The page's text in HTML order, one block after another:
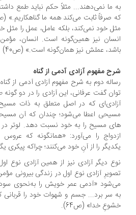
ما نمی‌دهند... مثلاً حکم نباید طمع داشته
که
خود نمی‌­کند، بلکه عامل، عمل را مثل خود
نیز همین‌­گونه است. انسان، مؤمن یا
عملش نیز همان‌گونه است.» (ص40)
مفهوم آزادی آدمی از گناه
دوم به شرح مفهوم آزادی آدمی از گناه
گفت عرفانی، این آزادی را در دو گونه
که در اصل متعلق به ذات مسیح
اعطا می­‌شود؛ چندان که آن مسیحی
مسیح را به خود نسبت دهد. لوتر در
را می­‌آورد: «همانگونه که عروس و
را از آنِ خود می­‌کنند؛ چراکه پیکری
دیگر آزادی نیز از همین آزادی نوع اول
آزادی نوع اول در زندگی بیرونی مؤمن
«آدمی عمر خویش را به­‌نحوی سودمند در
سر برد... جسم و شهوات خود را قربانی کند،
خدا» (ص64).